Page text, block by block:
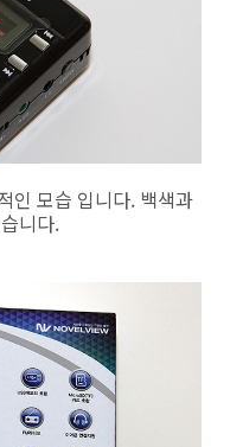
인 모습 입니다. 백색과
니다.